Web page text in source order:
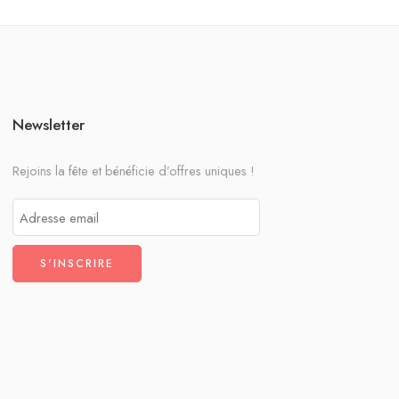
Newsletter
Rejoins la fête et bénéficie d’offres uniques !